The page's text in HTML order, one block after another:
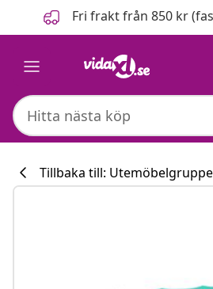
FöregåendeFri frakt från 850 kr
Tillbaka till: